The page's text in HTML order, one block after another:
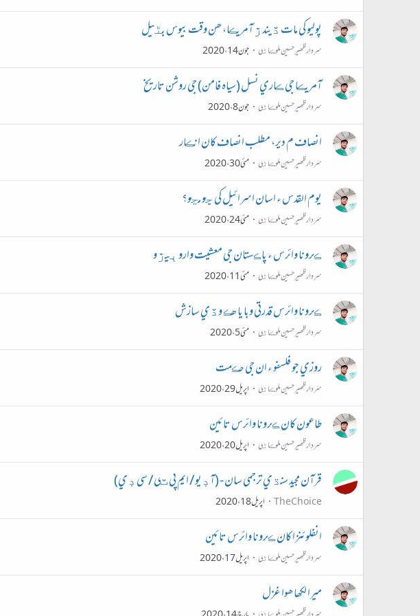
پوليو کي مات ڏيندڙ آمريڪا، ھن وقت بيوس بڻيل
سردار ظھير حسين ملوڪاڻي جون 14، 2020
آمريڪا جي ڪاري نسل (سياہ فامن) جي روشن تاريخ
سردار ظھير حسين ملوڪاڻي جون 8، 2020
انصاف م دير، مطلب انصاف کان انڪار
سردار ظھير حسين ملوڪاڻي مئی 30، 2020
يوم القدس ء اسان اسرائیل کي ڇو مڃو؟
سردار ظھير حسين ملوڪاڻي مئی 24، 2020
ڪرونا وائرس ء پاڪستان جي معشيت وارو ٻيڙو
سردار ظھير حسين ملوڪاڻي مئی 11، 2020
ڪرونا وائرس قدرتي وبا يا ھڪ وڏي سازش
سردار ظھير حسين ملوڪاڻي مئی 5، 2020
روزي جو فلسفو ء ان جي حڪمت
سردار ظھير حسين ملوڪاڻي اپریل 29، 2020
طاعون کان ڪرونا وائرس تائین
سردار ظھير حسين ملوڪاڻي اپریل 20، 2020
قرآن مجيد سنڌي ترجمي سان - (آڊيو / ايم پي ٽي / سي ڊي)
The Choice اپریل 18، 2020
انفلوئنزا کان ڪرونا وائرس تائين
سردار ظھير حسين ملوڪاڻي اپریل 17، 2020
ميرا لکھا ھوا غزل